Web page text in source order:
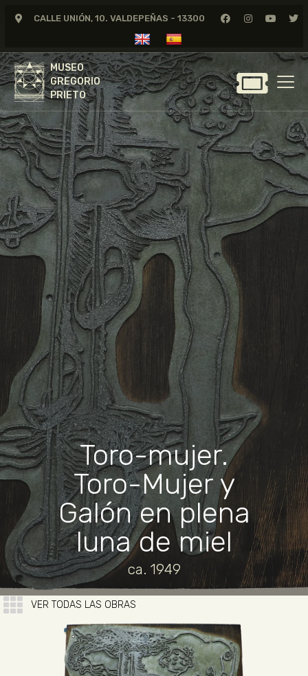
CALLE UNIÓN, 10. VALDEPEÑAS - 13300
MUSEO
GREGORIO
PRIETO
MUSEO
GREGORIO
PRIETO
GREGORIO PRIETO
MUSEO
ARCHIVO
CERTAMEN DE DIBUJO
FUNDACIÓN
TIENDA
NOTICIAS
Toro-mujer.
Toro-Mujer y
Galón en plena
luna de miel
ca. 1949
VER TODAS LAS OBRAS